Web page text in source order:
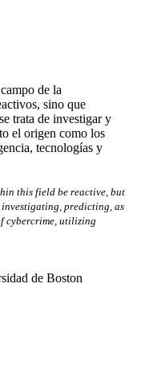
de la
sino que
trata de investigar y
el origen como los
tecnologías y
this field be reactive, but
investigating, predicting, as
cybercrime, utilizing
de Boston